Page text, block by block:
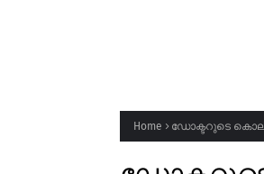
Home ഡോക്ടറുടെ